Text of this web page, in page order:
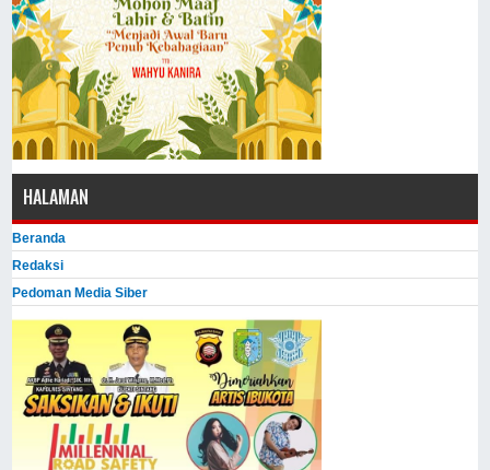
HALAMAN
Beranda
Redaksi
Pedoman Media Siber